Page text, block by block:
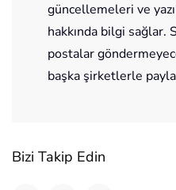
güncellemeleri ve
hakkında bilgi sağlar.
postalar
başka şirketlerle
Bizi Takip Edin